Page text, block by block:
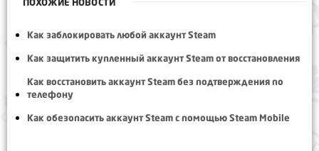
ПОХОЖИЕ НОВОСТИ
Как заблокировать любой аккаунт Steam
Как защитить купленный аккаунт Steam от восстановления
Как восстановить аккаунт Steam без подтверждения по
телефону
Как обезопасить аккаунт Steam с помощью Steam Mobile